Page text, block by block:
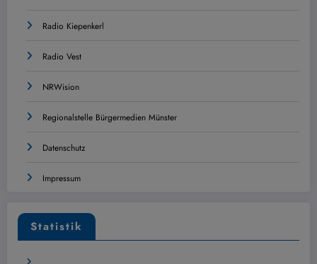
Radio Kiepenkerl
Radio Vest
NRWision
Regionalstelle Bürgermedien Münster
Datenschutz
Impressum
Statistik